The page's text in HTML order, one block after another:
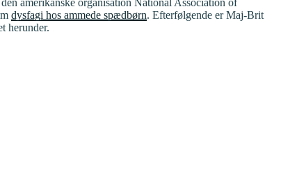
amerikanske organisation National Association of
dysfagi hos ammede spædbørn. Efterfølgende er Maj-Brit
herunder.